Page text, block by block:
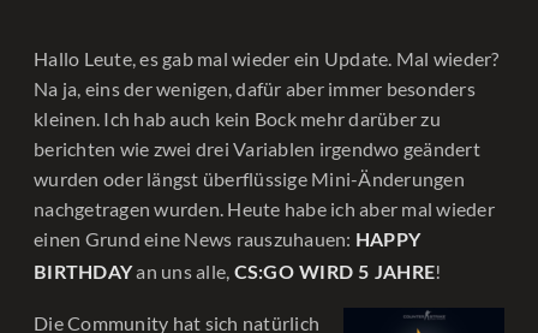
Hallo Leute, es gab mal wieder ein Update. Mal wieder?
Na ja, eins der wenigen, dafür aber immer besonders
kleinen. Ich hab auch kein Bock mehr darüber zu
berichten wie zwei drei Variablen irgendwo geändert
wurden oder längst überflüssige Mini-Änderungen
nachgetragen wurden. Heute habe ich aber mal wieder
einen Grund eine News rauszuhauen: HAPPY
BIRTHDAYan uns alle, CS:GO WIRD 5 JAHRE!
Die Community hat sich natürlich